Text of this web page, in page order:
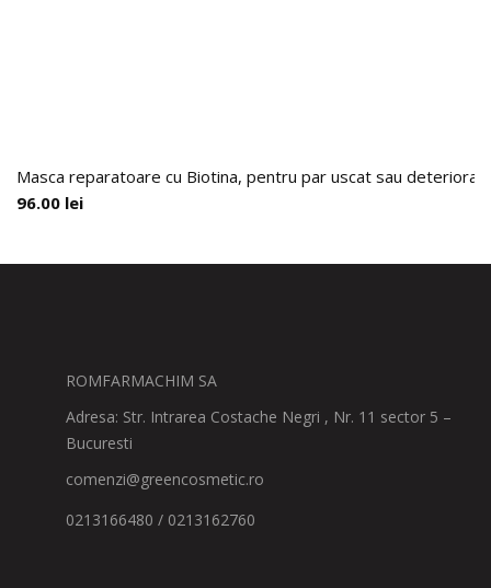
Masca reparatoare cu Biotina, pentru par uscat sau
96.00 lei
ROMFARMACHIM SA
Adresa: Str. Intrarea Costache Negri , Nr. 11 sector 5 –
Bucuresti
comenzi@greencosmetic.ro
0213166480 / 0213162760